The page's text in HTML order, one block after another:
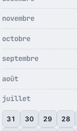
novembre
octobre
septembre
août
juillet
31 30 29 28